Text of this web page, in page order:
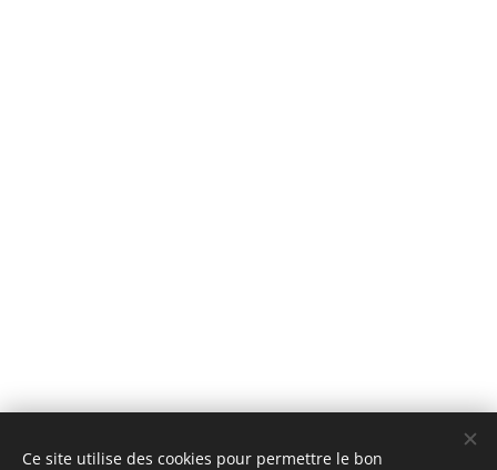
Ce site utilise des cookies pour permettre le bon